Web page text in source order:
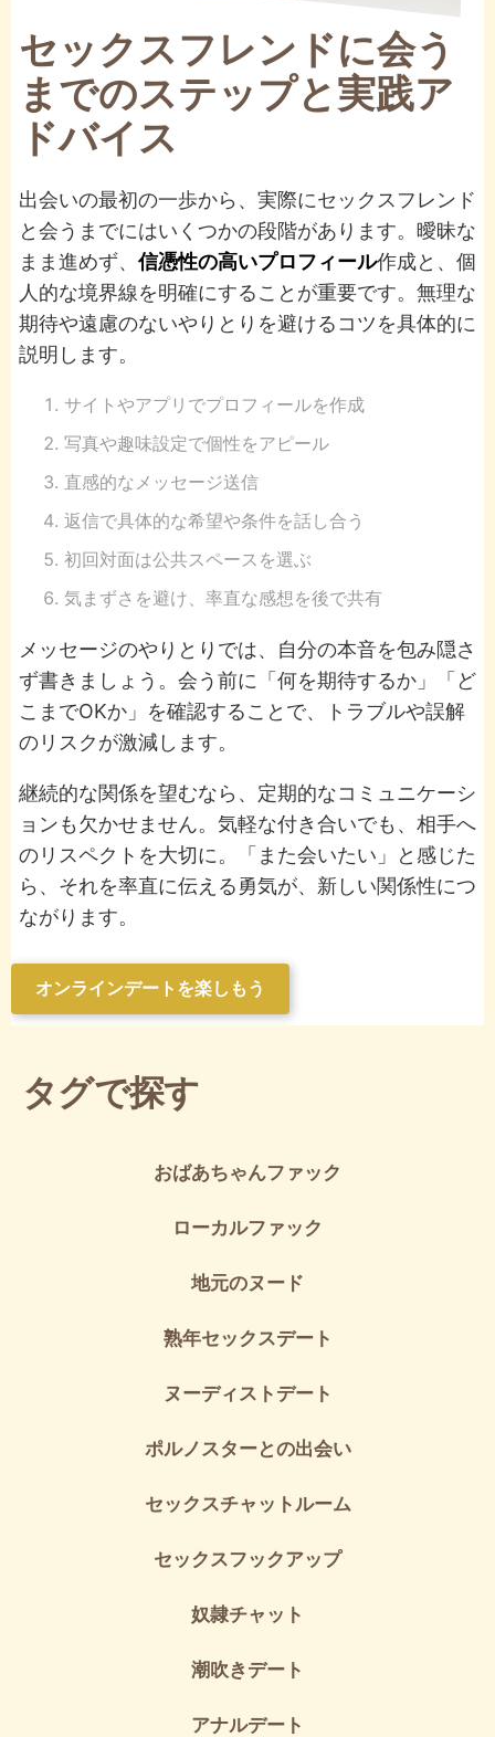
セックスフレンドに会う
までのステップと実践ア
ドバイス
出会いの最初の一歩から、実際にセックスフレンド
と会うまでにはいくつかの段階があります。曖昧な
まま進めず、 信憑性の高いプロフィール作成と、個
人的な境界線を明確にすることが重要です。無理な
期待や遠慮のないやりとりを避けるコツを具体的に
説明します。
サイトやアプリでプロフィールを作成
写真や趣味設定で個性をアピール
直感的なメッセージ送信
返信で具体的な希望や条件を話し合う
初回対面は公共スペースを選ぶ
気まずさを避け、率直な感想を後で共有
メッセージのやりとりでは、自分の本音を包み隠さ
ず書きましょう。会う前に「何を期待するか」「ど
こまでOKか」を確認することで、トラブルや誤解
のリスクが激減します。
継続的な関係を望むなら、定期的なコミュニケーシ
ョンも欠かせません。気軽な付き合いでも、相手へ
のリスペクトを大切に。「また会いたい」と感じた
ら、それを率直に伝える勇気が、新しい関係性につ
ながります。
オンラインデートを楽しもう
タグで探す
おばあちゃんファック
ローカルファック
地元のヌード
熟年セックスデート
ヌーディストデート
ポルノスターとの出会い
セックスチャットルーム
セックスフックアップ
奴隷チャット
潮吹きデート
アナルデート